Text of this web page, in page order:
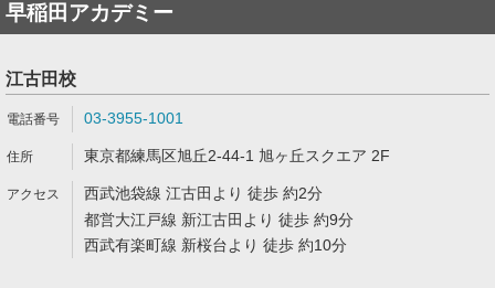
早稲田アカデミー
江古田校
03-3955-1001
東京都練馬区旭丘2-44-1 旭ヶ丘スクエア 2F
西武池袋線 江古田より 徒歩 約2分
都営大江戸線 新江古田より 徒歩 約9分
西武有楽町線 新桜台より 徒歩 約10分